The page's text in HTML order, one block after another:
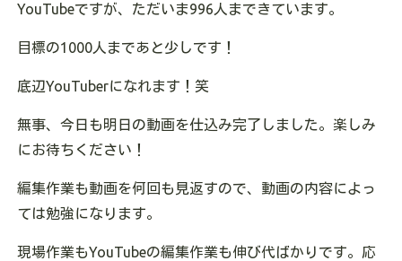
YouTubeですが、ただいま996人まできています。
目標の1000人まであと少しです！
底辺YouTuberになれます！笑
無事、今日も明日の動画を仕込み完了しました。楽しみ
にお待ちください！
編集作業も動画を何回も見返すので、動画の内容によっ
ては勉強になります。
現場作業もYouTubeの編集作業も伸び代ばかりです。応